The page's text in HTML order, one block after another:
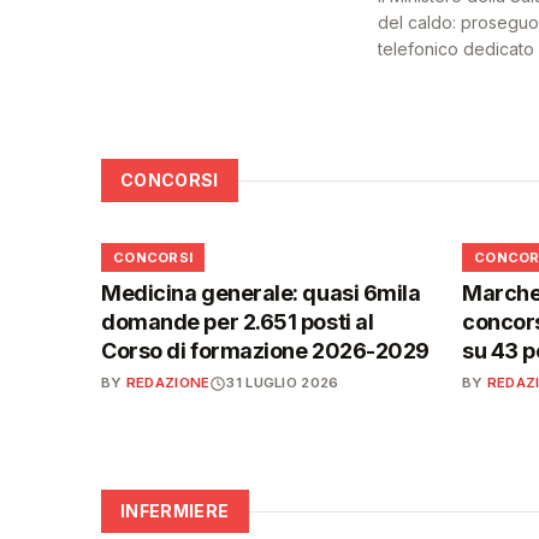
del caldo:
telefonico dedicato
CONCORSI
📋
CONCORSI
Medicina generale: quasi 6mila
domande per 2.651 posti al
Corso di formazione 2026-2029
BY REDAZIONE 31 LUGLIO 2026
📋
su 43
BY
INFERMIERE